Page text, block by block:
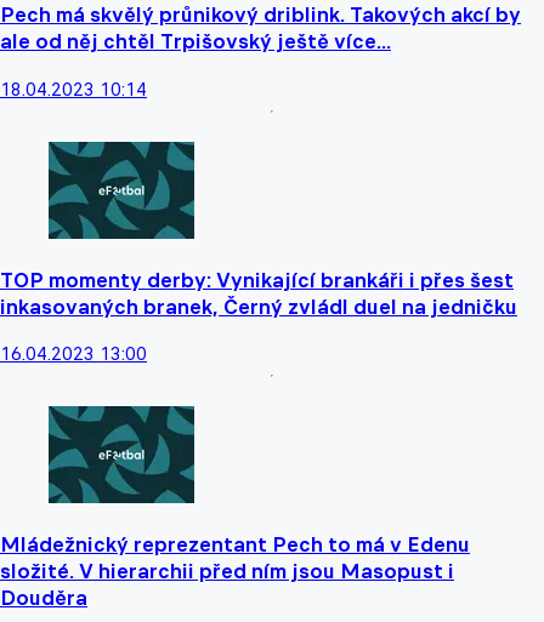
Pech má skvělý průnikový driblink. Takových akcí by
ale od něj chtěl Trpišovský ještě více...
18.04.2023 10:14
TOP momenty derby: Vynikající brankáři i přes šest
inkasovaných branek, Černý zvládl duel na jedničku
16.04.2023 13:00
Mládežnický reprezentant Pech to má v Edenu
složité. V hierarchii před ním jsou Masopust i
Douděra